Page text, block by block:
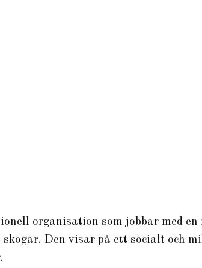
organisation som jobbar med en
Den visar på ett socialt och